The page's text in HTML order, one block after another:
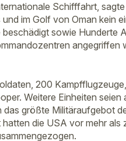
Schifffahrt,
im Golf von Oman kein
sowie Hunderte
angegriffen
200
Weitere Einheiten
größte Militäraufgebot
die USA vor mehr